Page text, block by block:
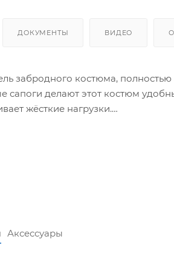
ДОКУМЕНТЫ ВИДЕО
забродного костюма,
сапоги делают этот костюм
жёсткие нагрузки.
высокой стойкостью к
Аксессуары